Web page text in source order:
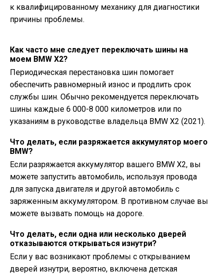
к квалифицированному механику для диагностики
причины проблемы.
Как часто мне следует переключать шины на
моем BMW X2?
Периодическая перестановка шин помогает
обеспечить равномерный износ и продлить срок
службы шин. Обычно рекомендуется переключать
шины каждые 6 000-8 000 километров или по
указаниям в руководстве владельца BMW X2 (2021).
Что делать, если разряжается аккумулятор моего
BMW?
Если разряжается аккумулятор вашего BMW X2, вы
можете запустить автомобиль, используя провода
для запуска двигателя и другой автомобиль с
заряженным аккумулятором. В противном случае вы
можете вызвать помощь на дороге.
Что делать, если одна или несколько дверей
отказываются открываться изнутри?
Если у вас возникают проблемы с открыванием
дверей изнутри, вероятно, включена детская